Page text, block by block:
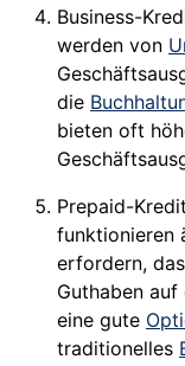
Business-
werden von
die
bieten oft
Prepaid-
funktionieren
erfordern,
Guthaben
eine gute
traditionelles